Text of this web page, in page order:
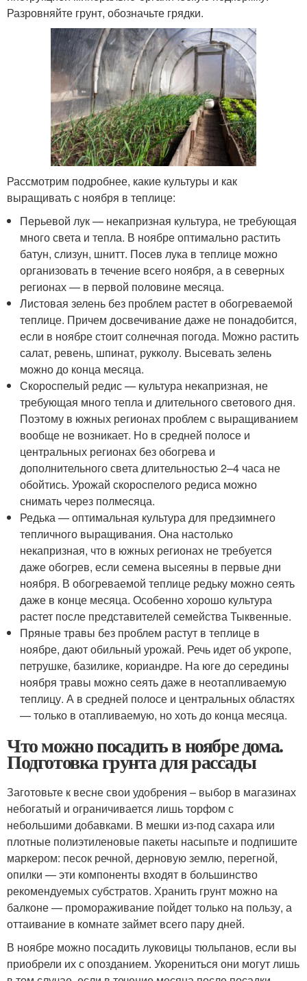
Разровняйте грунт, обозначьте грядки.
Рассмотрим подробнее, какие культуры и как
выращивать с ноября в теплице:
Перьевой лук — некапризная культура, не требующая
много света и тепла. В ноябре оптимально растить
батун, слизун, шнитт. Посев лука в теплице можно
организовать в течение всего ноября, а в северных
регионах — в первой половине месяца.
Листовая зелень без проблем растет в обогреваемой
теплице. Причем досвечивание даже не понадобится,
если в ноябре стоит солнечная погода. Можно растить
салат, ревень, шпинат, рукколу. Высевать зелень
можно до конца месяца.
Скороспелый редис — культура некапризная, не
требующая много тепла и длительного светового дня.
Поэтому в южных регионах проблем с выращиванием
вообще не возникает. Но в средней полосе и
центральных регионах без обогрева и
дополнительного света длительностью 2–4 часа не
обойтись. Урожай скороспелого редиса можно
снимать через полмесяца.
Редька — оптимальная культура для предзимнего
тепличного выращивания. Она настолько
некапризная, что в южных регионах не требуется
даже обогрев, если семена высеяны в первые дни
ноября. В обогреваемой теплице редьку можно сеять
даже в конце месяца. Особенно хорошо культура
растет после представителей семейства Тыквенные.
Пряные травы без проблем растут в теплице в
ноябре, дают обильный урожай. Речь идет об укропе,
петрушке, базилике, кориандре. На юге до середины
ноября травы можно сеять даже в неотапливаемую
теплицу. А в средней полосе и центральных областях
— только в отапливаемую, но хоть до конца месяца.
Что можно посадить в ноябре дома.
Подготовка грунта для рассады
Заготовьте к весне свои удобрения – выбор в магазинах
небогатый и ограничивается лишь торфом с
небольшими добавками. В мешки из-под сахара или
плотные полиэтиленовые пакеты насыпьте и подпишите
маркером: песок речной, дерновую землю, перегной,
опилки — эти компоненты входят в большинство
рекомендуемых субстратов. Хранить грунт можно на
балконе — промораживание пойдет только на пользу, а
оттаивание в комнате займет всего пару дней.
В ноябре можно посадить луковицы тюльпанов, если вы
приобрели их с опозданием. Укорениться они могут лишь